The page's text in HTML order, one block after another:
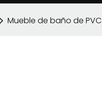
Mueble de baño de PVC